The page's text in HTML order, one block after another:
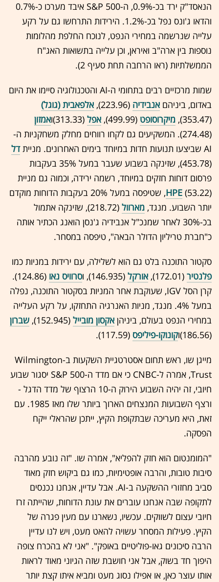
הנאסד"ק ירד בכ-0.9%, ה-S&P 500 איבד מערכו כ-0.7%
והדאו ג'ונס נפל בכ-1.2%. הירידות התרחשו גם על רקע
עלייה שנרשמה במחירי הנפט, לנוכח החלפת מהלומות
נוספות בין ארה"ב ואיראן, וכן עלייה בתשואות האג"ח
הממשלתיות (ראו הרחבה תחת סעיף 2).
שמות מרכזיים רבים בתחומי ה-AI והטכנולוגיה סיימו את היום
באדום, ביניהםאנבידיה (223.96),
אלפאבית (גוגל)
(353.47),
מיקרוסופט (499.99), אפל (313.33)ו
אמזון
(274.48). המשקיעים גם לקחו רווחים מחלק משחקניות ה-
AI שביצעו תנועות חדות במיוחד בימים האחרונים. מניית
דל
(453.78), שזינקה בשבוע שעבר במעל 35% בעקבות
פרסום דוחות חזקים במיוחד, רשמה ירידה, וכמוה גם מניית
HPE
(53.22), שטיפסה במעל 20% בעקבות הדוחות מוקדם
יותר השבוע. מנגד, מארוול
(218.72), שזינקה אתמול
בכ-30% לאחר שמנכ"ל אנבידיה ג'נסן הואנג הכתיר אותה
כ"חברת טריליון הדולר הבאה", טיפסה במסחר.
סקטור התוכנה בלט גם הוא לשלילה, עם ירידות במניות כמו
פלנטיר (172.01), אורקל (146.935), ו סרוויס נאו
(124.86).
קרן הסל IGV, שעוקבת אחר המניות בסקטור התוכנה, נפלה
במעל 4%. מנגד, מניות האנרגיה התחזקו, על רקע העלייה
במחירי הנפט בעולם, ביניהןאקסון מובייל (152.945),
שברון
(186.56)ו
קונוקו-פיליפס (117.59).
מייגן שו, ראש תחום אסטרטגיית השקעות ב-Wilmington
Trust, אמרה ל-CNBC כי אם מדד ה-S&P 500 יסגור שבוע
חיובי, זה יהיה השבוע הירוק ה-10 הרצוף של מדד הדגל -
ורצף השבועות המנצחים הארוך ביותר שלו מאז 1985. עם
זאת, היא מעריכה שבתקופת הקיץ, ייתכן שהראלי ייקח
הפסקה.
"המומנטום הוא חזק להפליא", אמרה שו. "זה נובע מהרבה
סיבות טובות, והרבה אופטימיות, כמו גם ביקוש חזק מאוד
סביב מחזורי ההשקעה ב-AI. אבל עדיין, אנחנו נכנסים
לתקופה שבה אנחנו עוברים את עונת הדוחות, שהייתה זרז
חיובי עצום לשווקים. עכשיו, נשארנו עם מעין פגרה של
הקיץ. פעילות המסחר עשויה להאט מעט, ויש לנו עדיין
הרבה סיכונים גאו-פוליטיים באופק". "אני לא בהכרח צופה
היפוך חד בשוק, אבל אני חושבת שזה הגיוני מאוד לראות
אותו עוצר כאן, או אפילו נסוג מעט ומביא איתו קצת יותר